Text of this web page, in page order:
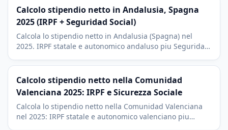
Calcolo stipendio netto in Andalusia, Spagna
2025 (IRPF + Seguridad Social)
Calcola lo stipendio netto in Andalusia (Spagna) nel
2025. IRPF statale e autonomico andaluso piu Seguridad
Granada.
Calcolo stipendio netto nella Comunidad
Valenciana 2025: IRPF e Sicurezza Sociale
Calcola lo stipendio netto nella Comunidad Valenciana
nel 2025: IRPF statale e autonomico valenciano piu